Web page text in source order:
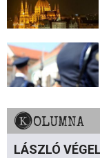
KOLUMNA
LÁSZLÓ VÉGEL